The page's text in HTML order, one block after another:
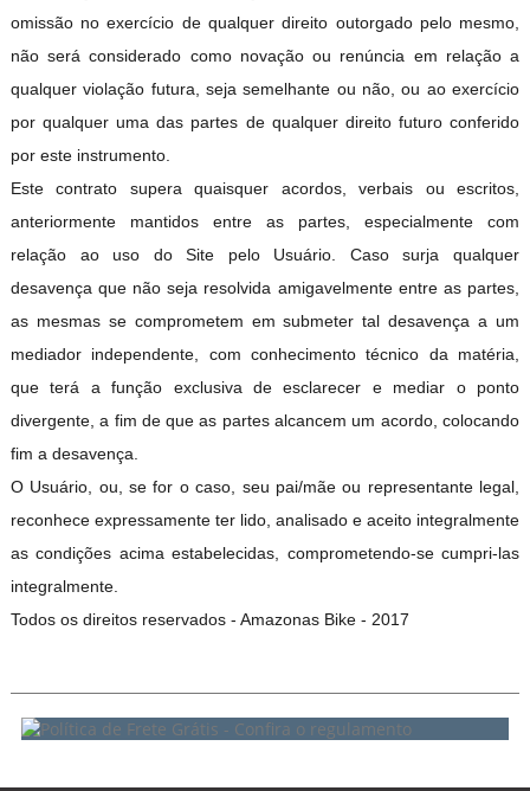
omissão no exercício de qualquer direito outorgado pelo mesmo,
não será considerado como novação ou renúncia em relação a
qualquer violação futura, seja semelhante ou não, ou ao exercício
por qualquer uma das partes de qualquer direito futuro conferido
por este instrumento.
Este contrato supera quaisquer acordos, verbais ou escritos,
anteriormente mantidos entre as partes, especialmente com
relação ao uso do Site pelo Usuário. Caso surja qualquer
desavença que não seja resolvida amigavelmente entre as partes,
as mesmas se comprometem em submeter tal desavença a um
mediador independente, com conhecimento técnico da matéria,
que terá a função exclusiva de esclarecer e mediar o ponto
divergente, a fim de que as partes alcancem um acordo, colocando
fim a desavença.
O Usuário, ou, se for o caso, seu pai/mãe ou representante legal,
reconhece expressamente ter lido, analisado e aceito integralmente
as condições acima estabelecidas, comprometendo-se cumpri-las
integralmente.
Todos os direitos reservados - Amazonas Bike - 2017